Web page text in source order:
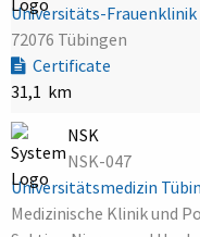
Universitäts-Frauenklinik
72076 Tübingen
Certificate
31,1 km
NSK
NSK-047
Universitätsmedizin
Medizinische Klinik und